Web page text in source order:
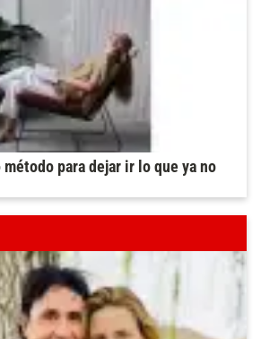
para dejar ir lo que ya no